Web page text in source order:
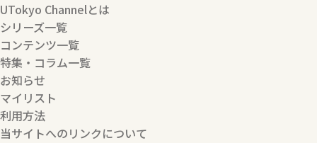
UTokyo Channelとは
シリーズ一覧
コンテンツ一覧
特集・コラム一覧
お知らせ
マイリスト
利用方法
当サイトへのリンクについて